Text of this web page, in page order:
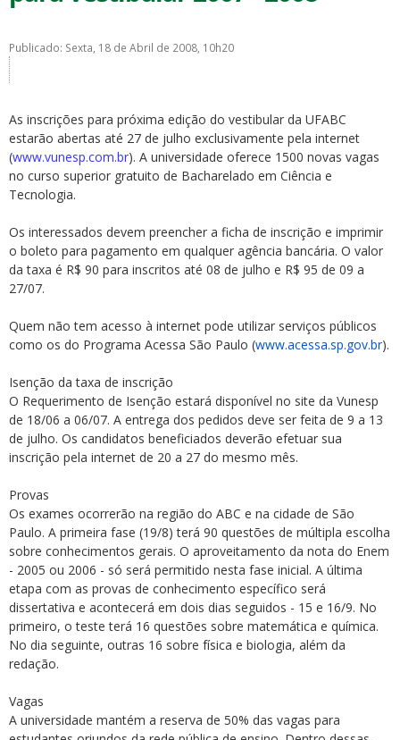
Publicado: Sexta, 18 de Abril de 2008, 10h20
As inscrições para próxima edição do vestibular da UFABC
estarão abertas até 27 de julho exclusivamente pela internet
(www.vunesp.com.br). A universidade oferece 1500 novas vagas
no curso superior gratuito de Bacharelado em Ciência e
Tecnologia.
Os interessados devem preencher a ficha de inscrição e imprimir
o boleto para pagamento em qualquer agência bancária. O valor
da taxa é R$ 90 para inscritos até 08 de julho e R$ 95 de 09 a
27/07.
Quem não tem acesso à internet pode utilizar serviços públicos
como os do Programa Acessa São Paulo (www.acessa.sp.gov.br).
Isenção da taxa de inscrição
O Requerimento de Isenção estará disponível no site da Vunesp
de 18/06 a 06/07. A entrega dos pedidos deve ser feita de 9 a 13
de julho. Os candidatos beneficiados deverão efetuar sua
inscrição pela internet de 20 a 27 do mesmo mês.
Provas
Os exames ocorrerão na região do ABC e na cidade de São
Paulo. A primeira fase (19/8) terá 90 questões de múltipla escolha
sobre conhecimentos gerais. O aproveitamento da nota do Enem
- 2005 ou 2006 - só será permitido nesta fase inicial. A última
etapa com as provas de conhecimento específico será
dissertativa e acontecerá em dois dias seguidos - 15 e 16/9. No
primeiro, o teste terá 16 questões sobre matemática e química.
No dia seguinte, outras 16 sobre física e biologia, além da
redação.
Vagas
A universidade mantém a reserva de 50% das vagas para